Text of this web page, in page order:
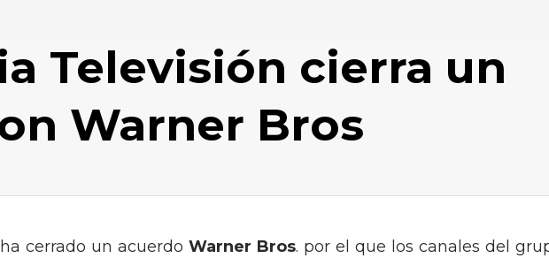
Televisión cierra un
Warner Bros
ha cerrado un acuerdo Warner Bros. por el que los canales del